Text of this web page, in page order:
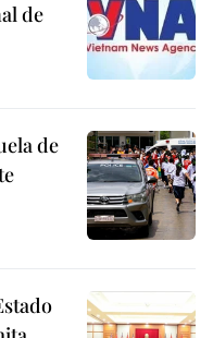
de
de